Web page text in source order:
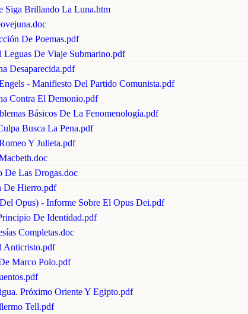
Siga Brillando La Luna.htm
De Poemas.pdf
De Viaje Submarino.pdf
Desaparecida.pdf
- Manifiesto Del Partido Comunista.pdf
Contra El Demonio.pdf
Básicos De La Fenomenología.pdf
Busca La Pena.pdf
Y Julieta.pdf
De Las Drogas.doc
De Hierro.pdf
Opus) - Informe Sobre El Opus Dei.pdf
De Identidad.pdf
Completas.doc
Anticristo.pdf
Marco Polo.pdf
Próximo Oriente Y Egipto.pdf
Tell.pdf